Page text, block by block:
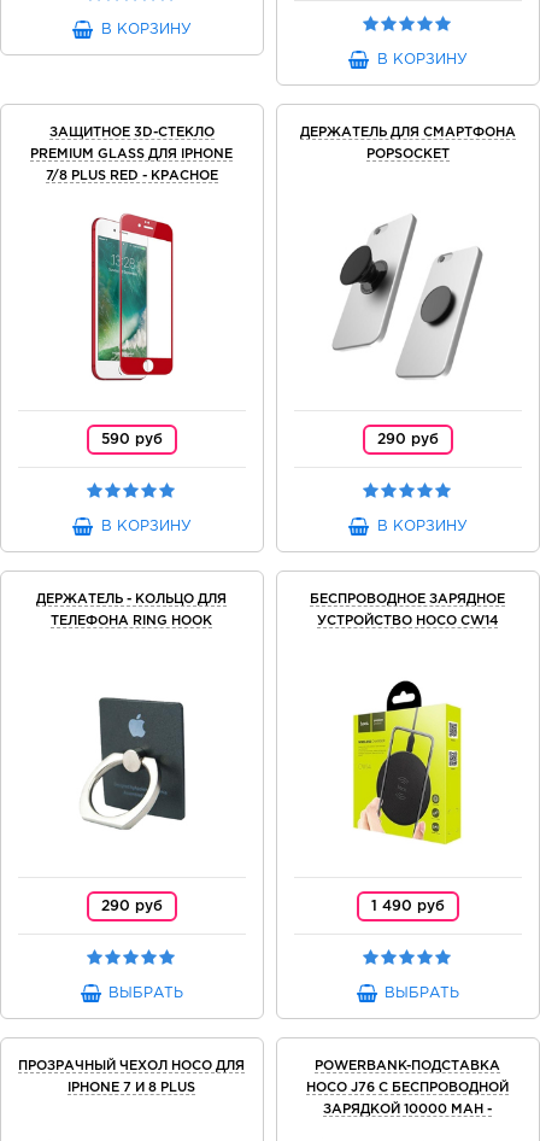
В КОРЗИНУ
В КОРЗИНУ
ЗАЩИТНОЕ 3D-СТЕКЛО
PREMIUM GLASS ДЛЯ IPHONE
7/8 PLUS RED - КРАСНОЕ
590 руб
В КОРЗИНУ
ДЕРЖАТЕЛЬ ДЛЯ СМАРТФОНА
POPSOCKET
290 руб
В КОРЗИНУ
ДЕРЖАТЕЛЬ - КОЛЬЦО ДЛЯ
ТЕЛЕФОНА RING HOOK
290 руб
ВЫБРАТЬ
БЕСПРОВОДНОЕ ЗАРЯДНОЕ
УСТРОЙСТВО HOCO CW14
1 490 руб
ВЫБРАТЬ
ПРОЗРАЧНЫЙ ЧЕХОЛ HOCO ДЛЯ
IPHONE 7 И 8 PLUS
POWERBANK-ПОДСТАВКА
HOCO J76 С БЕСПРОВОДНОЙ
ЗАРЯДКОЙ 10000 MAH -